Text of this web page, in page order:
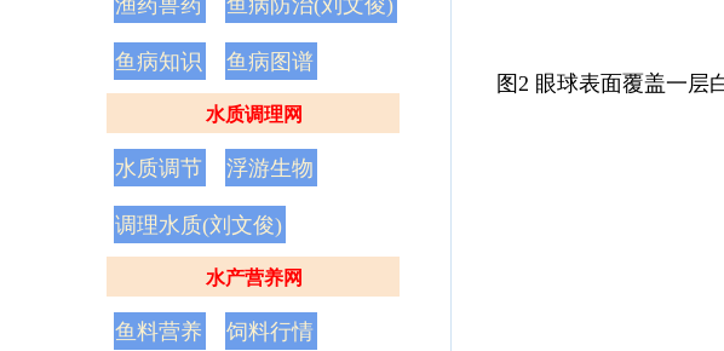
渔药兽药 鱼病防治(刘文俊)
鱼病知识 鱼病图谱
水质调理网
水质调节 浮游生物
调理水质(刘文俊)
水产营养网
鱼料营养 饲料行情
图2 眼球表面覆盖一层